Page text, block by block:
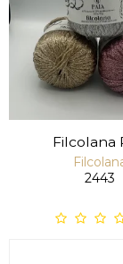
Filcolana
2443